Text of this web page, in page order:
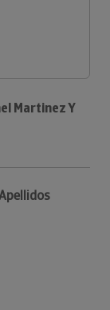
Martinez Y